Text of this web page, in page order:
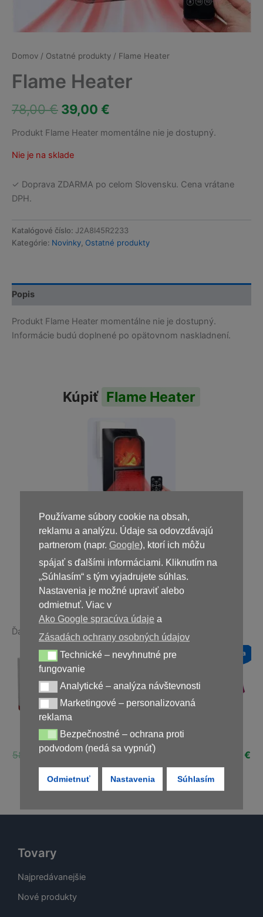
Používame súbory cookie na obsah,
reklamu a analýzu. Údaje sa odovzdávajú
partnerom (napr. Google), ktorí ich môžu
spájať s ďalšími informáciami. Kliknutím na
„Súhlasím“ s tým vyjadrujete súhlas.
Nastavenia je možné upraviť alebo
odmietnuť. Viac v
Ako Google spracúva údaje a
Zásadách ochrany osobných údajov
Technické – nevyhnutné pre fungovanie
Technické – nevyhnutné pre
fungovanie
Analytické – analýza návštevnosti
Analytické – analýza návštevnosti
Marketingové – personalizovaná reklama
Marketingové – personalizovaná
reklama
Bezpečnostné – ochrana proti podvodom (nedá sa vypnúť)
Bezpečnostné – ochrana proti
podvodom (nedá sa vypnúť)
Odmietnuť Nastavenia Súhlasím
Domov / Ostatné produkty / Flame Heater
Flame Heater
78,00€ Pôvodná
cena
bola:
39,00 €
cena
Produkt Flame Heater momentálne nie je dostupný.
Nie je na sklade
✓ Doprava ZDARMA po celom Slovensku. Cena vrátane
DPH.
Katalógové číslo: J2A8I45R2233
Kategórie: Novinky Ostatné produkty
Popis
Produkt Flame Heater momentálne nie je dostupný.
Informácie budú doplnené po opätovnom naskladnení.
Kúpiť Flame Heater
78,00€ 39,00€
Nedostupné
Ďalšie produkty v rovnakej kategórii:
29,00 €.
Novinka
Zľava!
DiaformRX
58,00€Pôvodná
cena
bola:
58,00 €.
29,00€Aktuálna
cena
je:
29,00 €.
Novinka
Cystenon
78,00 €Pôvodná
cena
bola:
78,00 €.
39,00
cena
je:
39,00 €.
Novinka
Pôvodná
cena
bola:
78,00 €.
€
Tovary
Najpredávanejšie
Nové produkty